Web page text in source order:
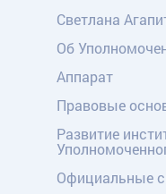
Светлана
Об
Аппарат
Правовые
Развитие
Официальные